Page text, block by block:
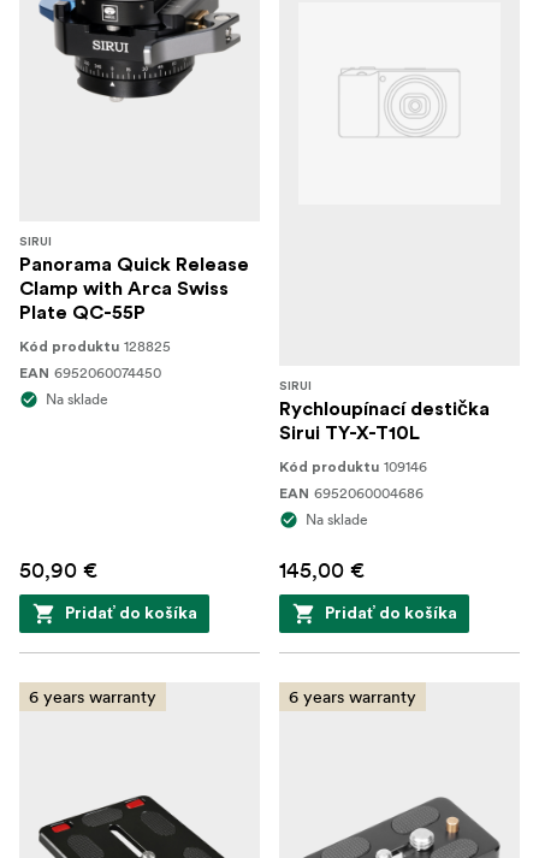
SIRUI
Panorama Quick Release
Clamp with Arca Swiss
Plate QC-55P
Kód produktu 128825
EAN 6952060074450
Na sklade
50,90 €
Pridať do košíka
SIRUI
Rychloupínací destička
Sirui TY-X-T10L
Kód produktu 109146
EAN 6952060004686
Na sklade
145,00 €
Pridať do košíka
6 years warranty 6 years warranty